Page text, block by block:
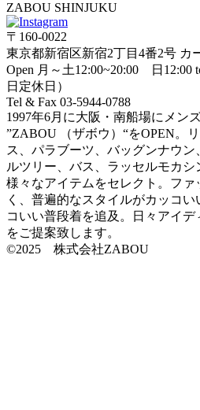
ZABOU SHINJUKU
〒160-0022
東京都新宿区新宿2丁目4番2号 カ
Open 月～土12:00~20:00 日12:00
日定休日）
Tel & Fax 03-5944-0788
1997年6月に大阪・南船場にメン
”ZABOU （ザボウ）“をOPEN。
ス、パラブーツ、バッグンナウ
ルツリー、バス、ラッセルモカ
様々なアイテムをセレクト。フ
く、普遍的なスタイルがカッコ
コいい普段着を追及。日々アイ
をご提案致します。
©2025 株式会社ZABOU